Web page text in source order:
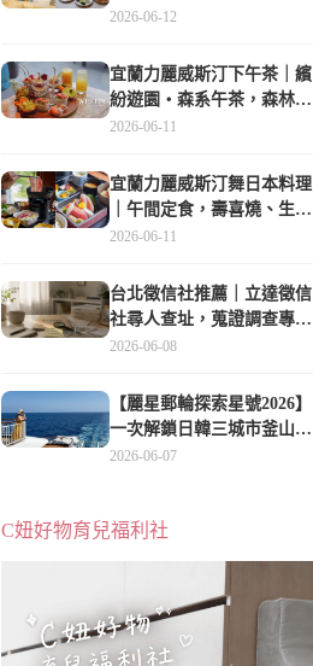
餐早餐吃什麼？
2026-06-12
宜蘭力麗威斯汀下午茶｜繽
紛遊園・森系午茶，森林系
甜點超好拍
2026-06-11
宜蘭力麗威斯汀舞日本料理
｜午間定食，壽喜燒、生魚
片與日式包廂空間
2026-06-11
台北徵信社推薦｜立達徵信
社尋人查址，蒐證調查專家
陪你找回失聯的家人
2026-06-08
【麗星郵輪探索星號2026】
一次解鎖日韓三城市釜山、
長崎、那霸｜餐點升級、表
2026-06-07
C妞好物育兒福利社